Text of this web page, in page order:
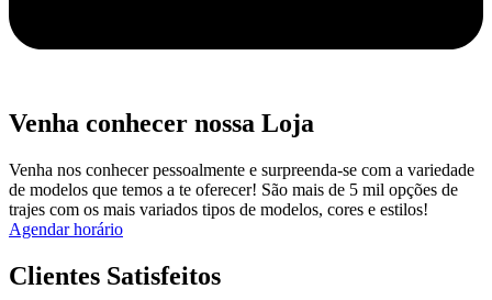
Venha conhecer nossa Loja
Venha nos conhecer pessoalmente e surpreenda-se com a variedade
de modelos que temos a te oferecer! São mais de 5 mil opções de
trajes com os mais variados tipos de modelos, cores e estilos!
Agendar horário
Clientes Satisfeitos